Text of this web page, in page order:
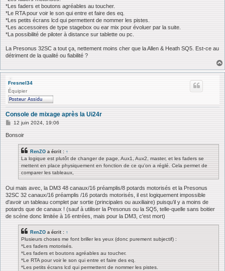
*Les faders et boutons agréables au toucher.
*Le RTA pour voir le son qui entre et faire des eq.
*Les petits écrans lcd qui permettent de nommer les pistes.
*Les accessoires de type stagebox ou ear mix pour évoluer par la suite.
*La possibilité de piloter à distance sur tablette ou pc.
La Presonus 32SC a tout ça, nettement moins cher que la Allen & Heath SQ5. Est-ce au
détriment de la qualité ou fiabilité ?
Fresnel34
Équipier
Console de mixage après la Ui24r
M
s
12 juin 2024, 19:06
Bonsoir
RenZO a écrit : ↑
La logique est plutôt de changer de page, Aux1, Aux2, master, et les faders se
mettent en place physiquement en fonction de ce qu'on a réglé. Cela permet de
comparer les tableaux,
Oui mais avec, la DM3 48 canaux/16 préamplis/8 potards motorisés et la Presonus
32SC 32 canaux/16 préamplis /16 potards motorisés, il est logiquement impossible
d'avoir un tableau complet par sortie (principales ou auxiliaire) puisqu’il y a moins de
potards que de canaux ! (sauf à utiliser la Presonus ou la SQ5, telle-quelle sans boitier
de scène donc limitée à 16 entrées, mais pour la DM3, c'est mort)
RenZO a écrit : ↑
Plusieurs choses me font briller les yeux (donc purement subjectif) :
*Les faders motorisés.
*Les faders et boutons agréables au toucher.
*Le RTA pour voir le son qui entre et faire des eq.
*Les petits écrans lcd qui permettent de nommer les pistes.